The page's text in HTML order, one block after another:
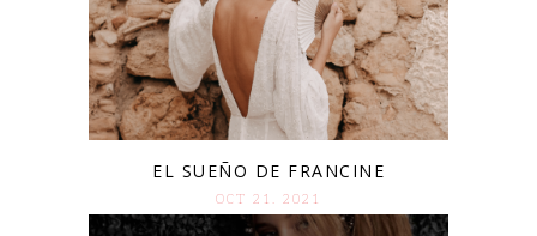
EL SUEÑO DE FRANCINE
OCT 21. 2021